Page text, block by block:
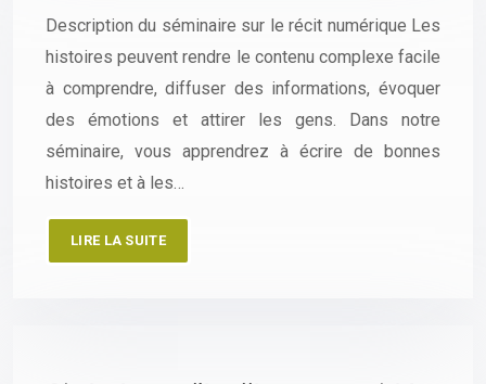
Description du séminaire sur le récit numérique Les
histoires peuvent rendre le contenu complexe facile
à comprendre, diffuser des informations, évoquer
des émotions et attirer les gens. Dans notre
séminaire, vous apprendrez à écrire de bonnes
histoires et à les…
LIRE LA SUITE